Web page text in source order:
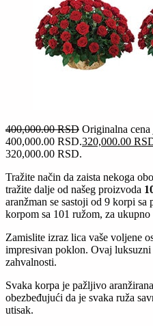
400,000.00RSD Originalna cena
400,000.00 RSD.320,000.00
320,000.00 RSD.
Tražite način da zaista nekoga
tražite dalje od našeg proizvoda
aranžman se sastoji od 9 korpi
korpom sa 101 ružom, za ukupno
Zamislite izraz lica vaše voljene
impresivan poklon. Ovaj
zahvalnosti.
Svaka korpa je pažljivo
obezbeđujući da je svaka ruža
utisak.